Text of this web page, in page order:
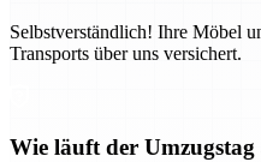
Selbstverständlich! Ihre Möbel
Transports über uns versichert.
Wie läuft der Umzugstag